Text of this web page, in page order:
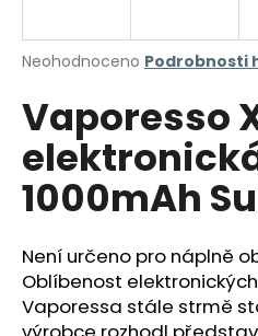
Průměrné
produktu
je
z
5
hvězdiček.
Neohodnoceno Podrobnosti
Vaporesso
1000mAh
Není určeno pro náplně
Oblíbenost
Vaporessa stále strmě
j
t
?
HLEDAT